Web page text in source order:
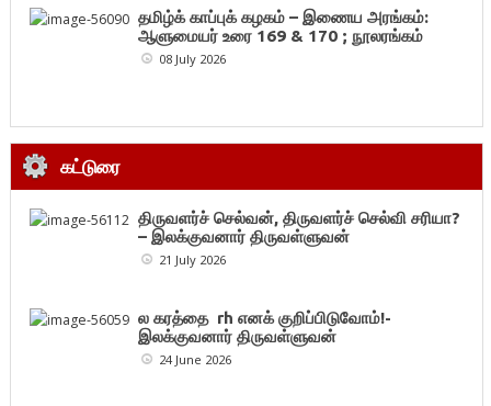
தமிழ்க் காப்புக் கழகம் – இணைய அரங்கம்:
ஆளுமையர் உரை 169 & 170 ; நூலரங்கம்
08 July 2026
கட்டுரை
திருவளர்ச் செல்வன், திருவளர்ச் செல்வி சரியா?
– இலக்குவனார் திருவள்ளுவன்
21 July 2026
ல கரத்தை rh எனக் குறிப்பிடுவோம்!-
இலக்குவனார் திருவள்ளுவன்
24 June 2026